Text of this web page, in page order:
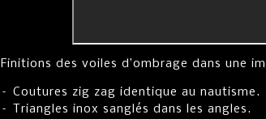
Finitions des voiles d’ombrage dans une
– Coutures zig zag identique au nautisme.
– Triangles inox sanglés dans les angles.